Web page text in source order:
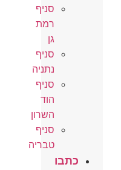
סניף
רמת
גן
סניף
נתניה
סניף
הוד
השרון
סניף
טבריה
כתבו